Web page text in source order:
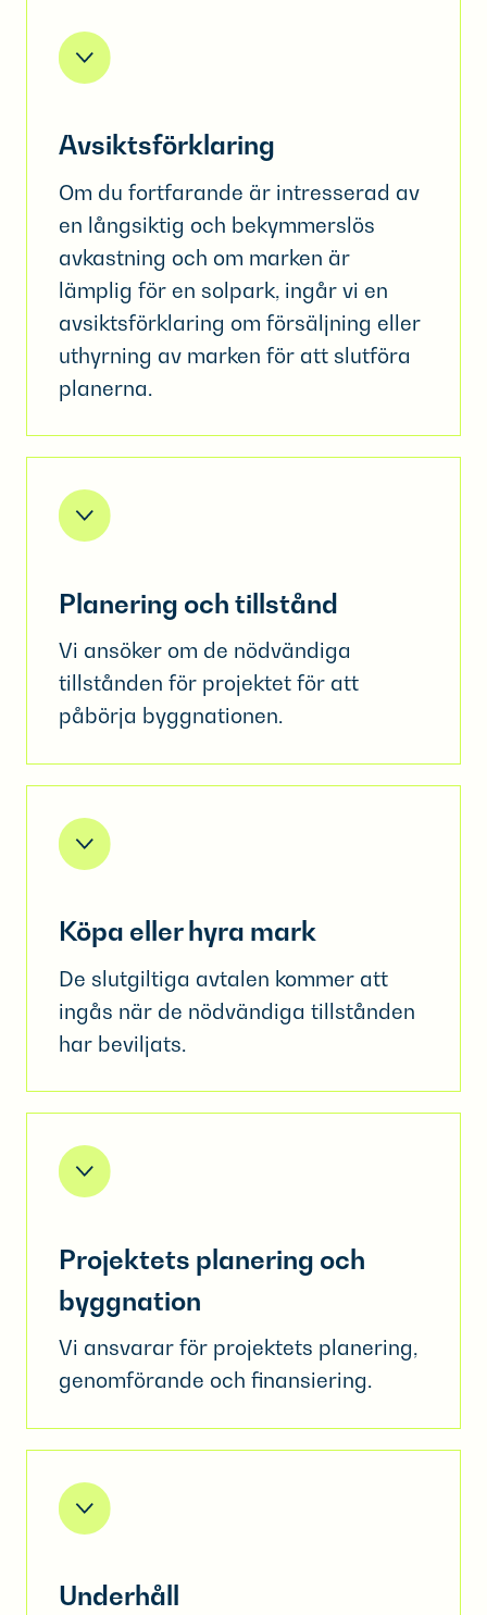
Avsiktsförklaring
Om du fortfarande är intresserad av
en långsiktig och bekymmerslös
avkastning och om marken är
lämplig för en solpark, ingår vi en
avsiktsförklaring om försäljning eller
uthyrning av marken för att slutföra
planerna.
Planering och tillstånd
Vi ansöker om de nödvändiga
tillstånden för projektet för att
påbörja byggnationen.
Köpa eller hyra mark
De slutgiltiga avtalen kommer att
ingås när de nödvändiga tillstånden
har beviljats.
Projektets planering och
byggnation
Vi ansvarar för projektets planering,
genomförande och finansiering.
Underhåll